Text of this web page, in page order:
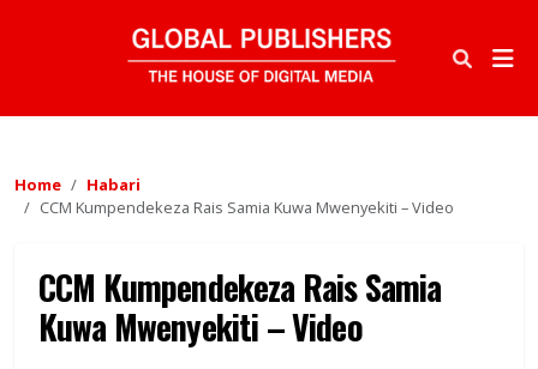
Home
Habari
CCM Kumpendekeza Rais Samia Kuwa Mwenyekiti – Video
CCM Kumpendekeza Rais Samia
Kuwa Mwenyekiti – Video